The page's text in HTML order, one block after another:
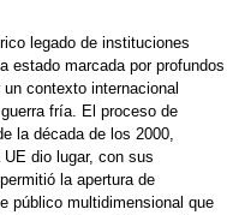
legado de instituciones
estado marcada por profundos
contexto internacional
fría. El proceso de
la década de los 2000,
dio lugar, con sus
la apertura de
público multidimensional que